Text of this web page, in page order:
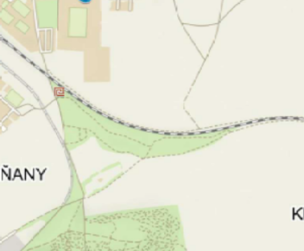
výkonu
našeho webu
a našich
reklamních
kampaní.
Jejich pomocí
určujeme
počet návštěv
a zdroje
návštěv našich
internetových
stránek. Data
získaná